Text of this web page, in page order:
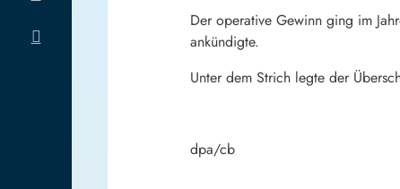
Der operative Gewinn ging im
ankündigte.
Unter dem Strich legte der
dpa/cb